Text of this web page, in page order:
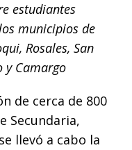
ti
estudiantes
municipios de
Rosales, San
y Camargo
de cerca de 800
Secundaria,
llevó a cabo la